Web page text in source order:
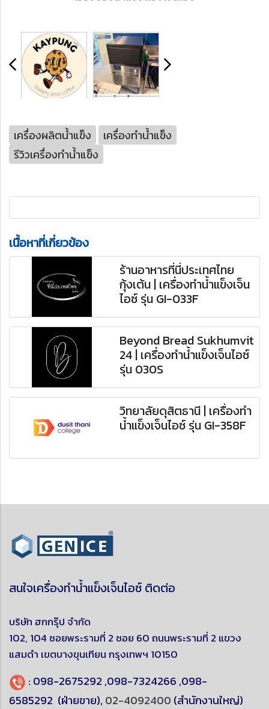
เครื่องผลิตน้ำแข็ง
เครื่องทำน้ำแข็ง
รีวิวเครื่องทำน้ำแข็ง
เนื้อหาที่เกี่ยวข้อง
ร้านอาหารที่นี่ประเทศไทย
กุ้งเต้น | เครื่องทำน้ำแข็งเจ็น
ไอซ์ รุ่น GI-033F
Beyond Bread Sukhumvit
24 | เครื่องทำน้ำแข็งเจ็นไอซ์
รุ่น 030S
วิทยาลัยดุสิตธานี | เครื่องทำ
น้ำแข็งเจ็นไอซ์ รุ่น GI-358F
สนใจเครื่องทำน้ำแข็งเจ็นไอซ์ ติดต่อ
บริษัท ฮกกรุ๊ป จำกัด
102, 104 ซอยพระรามที่ 2 ซอย 60 ถนนพระรามที่ 2 แขวง
แสมดำ เขตบางขุนเทียนกรุงเทพฯ 10150
: 098-2675292 ,098-7324266 ,098-
6585292 (ฝ่ายขาย), 02-4092400 (สำนักงานใหญ่)